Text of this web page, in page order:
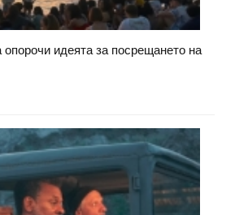
идеята за посрещането на